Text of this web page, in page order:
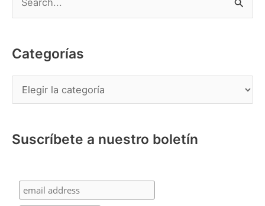
c
r
Categorías
a
e
Suscríbete a nuestro boletín